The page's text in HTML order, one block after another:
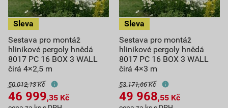
Sestava pro montáž
hliníkové pergoly hnědá
8017 PC 16 BOX 3 WALL
čirá 4×2,5 m
50 012,13 Kč
46 999,35 Kč
Sestava pro montáž
hliníkové pergoly hnědá
8017 PC 16 BOX 3 WALL
čirá 4×3 m
53 171,66 Kč
49 968,55 Kč